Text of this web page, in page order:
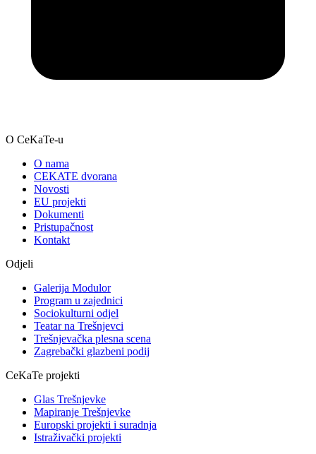
O CeKaTe-u
O nama
CEKATE dvorana
Novosti
EU projekti
Dokumenti
Pristupačnost
Kontakt
Odjeli
Galerija Modulor
Program u zajednici
Sociokulturni odjel
Teatar na Trešnjevci
Trešnjevačka plesna scena
Zagrebački glazbeni podij
CeKaTe projekti
Glas Trešnjevke
Mapiranje Trešnjevke
Europski projekti i suradnja
Istraživački projekti